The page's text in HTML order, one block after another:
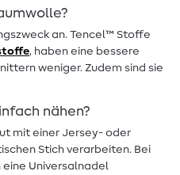
an. Tencel™ Stoffe
, haben eine bessere
weniger. Zudem sind sie
nähen?
mit einer Jersey- oder
Stich verarbeiten. Bei
Universalnadel